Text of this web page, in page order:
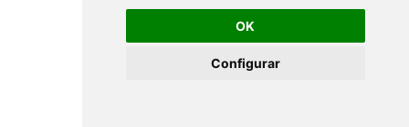
OK
Configurar